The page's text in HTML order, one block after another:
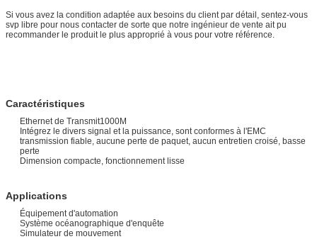
Si vous avez la condition adaptée aux besoins du client par détail, sentez-vous
svp libre pour nous contacter de sorte que notre ingénieur de vente ait pu
recommander le produit le plus approprié à vous pour votre référence.
Caractéristiques
Ethernet de Transmit1000M
Intégrez le divers signal et la puissance, sont conformes à l'EMC
transmission fiable, aucune perte de paquet, aucun entretien croisé, basse
perte
Dimension compacte, fonctionnement lisse
Applications
Équipement d'automation
Système océanographique d'enquête
Simulateur de mouvement